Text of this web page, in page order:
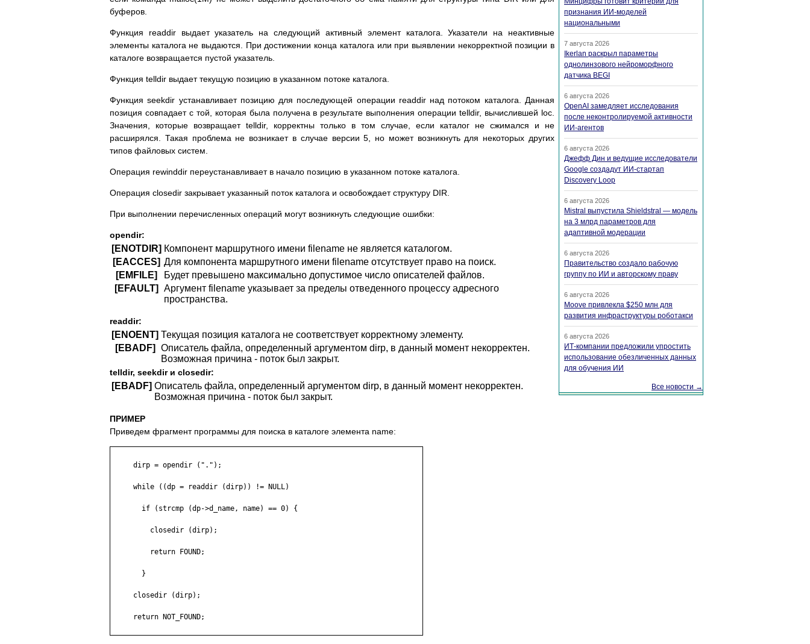
буферов.
Функция readdir выдает указатель на следующий активный элемент каталога. Указатели на неактивные
элементы каталога не выдаются. При достижении конца каталога или при выявлении некорректной позиции в
каталоге возвращается пустой указатель.
Функция telldir выдает текущую позицию в указанном потоке каталога.
Функция seekdir устанавливает позицию для последующей операции readdir над потоком каталога. Данная
позиция совпадает с той, которая была получена в результате выполнения операции telldir, вычислившей loc.
Значения, которые возвращает telldir, корректны только в том случае, если каталог не сжимался и не
расширялся. Такая проблема не возникает в случае версии 5, но может возникнуть для некоторых других
типов файловых систем.
Операция rewinddir переустанавливает в начало позицию в указанном потоке каталога.
Операция closedir закрывает указанный поток каталога и освобождает структуру DIR.
При выполнении перечисленных операций могут возникнуть следующие ошибки:
opendir:
[ENOTDIR] Компонент маршрутного имени filename не является каталогом.
[EACCES] Для компонента маршрутного имени filename отсутствует право на поиск.
[EMFILE]
Будет превышено максимально допустимое число описателей файлов.
[EFAULT]
Аргумент filename указывает за пределы отведенного процессу адресного
пространства.
readdir:
[ENOENT] Текущая позиция каталога не соответствует корректному элементу.
[EBADF]
Описатель файла, определенный аргументом dirp, в данный момент некорректен.
Возможная причина - поток был закрыт.
telldir, seekdir и closedir:
[EBADF] Описатель файла, определенный аргументом dirp, в данный момент некорректен.
Возможная причина - поток был закрыт.
ПРИМЕР
Приведем фрагмент программы для поиска в каталоге элемента name:
     dirp = opendir (".");
     while ((dp = readdir (dirp)) != NULL)
       if (strcmp (dp->d_name, name) == 0) {
         closedir (dirp);
         return FOUND;
       }
     closedir (dirp);
     return NOT_FOUND;
признания ИИ-моделей
национальными
7 августа 2026
Ikerlan раскрыл параметры
однолинзового нейроморфного
датчика BEGI
6 августа 2026
OpenAI замедляет исследования
после неконтролируемой активности
ИИ-агентов
6 августа 2026
Джефф Дин и ведущие исследователи
Google создадут ИИ-стартап
Discovery Loop
6 августа 2026
Mistral выпустила Shieldstral — модель
на 3 млрд параметров для
адаптивной модерации
6 августа 2026
Правительство создало рабочую
группу по ИИ и авторскому праву
6 августа 2026
Moove привлекла $250 млн для
развития инфраструктуры роботакси
6 августа 2026
ИТ-компании предложили упростить
использование обезличенных данных
для обучения ИИ
Все новости →